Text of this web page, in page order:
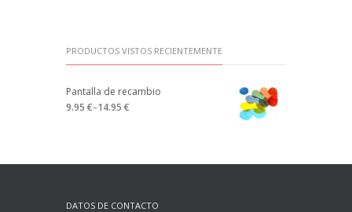
PRODUCTOS VISTOS RECIENTEMENTE
Pantalla de recambio
9.95 €–14.95 €
DATOS DE CONTACTO